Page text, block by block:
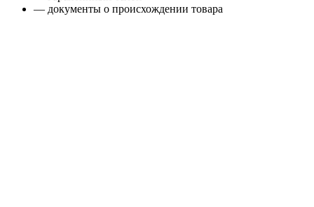
— документы о происхождении товара